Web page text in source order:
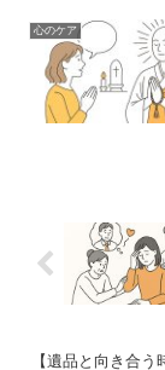
心のケア
【遺品と向き合